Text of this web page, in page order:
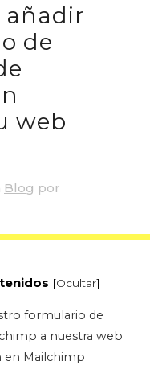
añadir
de
web
Blog por
[Ocultar]
formulario de
a nuestra web
en Mailchimp